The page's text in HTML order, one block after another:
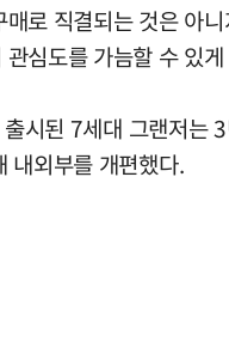
로 직결되는 것은 아
심도를 가늠할 수 있
시된 7세대 그랜저는
내외부를 개편했다.